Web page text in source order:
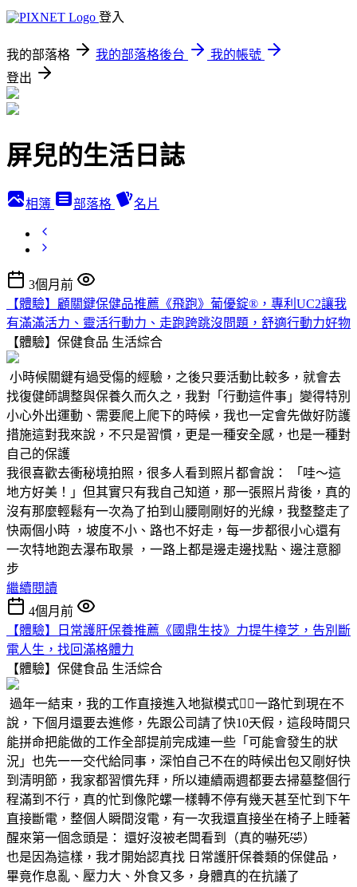
登入
我的部落格 我的部落格後台
我的帳號
登出
屏兒的生活日誌
相簿 部落格 名片
3個月前
【體驗】顧關鍵保健品推薦《飛跑》葡優錠®，專利UC2讓我
有滿滿活力、靈活行動力、走跑跨跳沒問題，舒適行動力好物
【體驗】保健食品 生活綜合
小時候關鍵有過受傷的經驗，之後只要活動比較多，就會去
找復健師調整與保養久而久之，我對「行動這件事」變得特別
小心外出運動、需要爬上爬下的時候，我也一定會先做好防護
措施這對我來說，不只是習慣，更是一種安全感，也是一種對
自己的保護
我很喜歡去衝秘境拍照，很多人看到照片都會說： 「哇～這
地方好美！」但其實只有我自己知道，那一張照片背後，真的
沒有那麼輕鬆有一次為了拍到山腰剛剛好的光線，我整整走了
快兩個小時 ，坡度不小、路也不好走，每一步都很小心還有
一次特地跑去瀑布取景 ，一路上都是邊走邊找點、邊注意腳
步
繼續閱讀
4個月前
【體驗】日常護肝保養推薦《國鼎生技》力提牛樟芝，告別斷
電人生，找回滿格體力
【體驗】保健食品 生活綜合
過年一結束，我的工作直接進入地獄模式😵‍💫一路忙到現在不
說，下個月還要去進修，先跟公司請了快10天假，這段時間只
能拼命把能做的工作全部提前完成連一些「可能會發生的狀
況」也先一一交代給同事，深怕自己不在的時候出包又剛好快
到清明節，我家都習慣先拜，所以連續兩週都要去掃墓整個行
程滿到不行，真的忙到像陀螺一樣轉不停有幾天甚至忙到下午
直接斷電，整個人瞬間沒電，有一次我還直接坐在椅子上睡著
醒來第一個念頭是： 還好沒被老闆看到（真的嚇死🤣）
也是因為這樣，我才開始認真找 日常護肝保養類的保健品，
畢竟作息亂、壓力大、外食又多，身體真的在抗議了